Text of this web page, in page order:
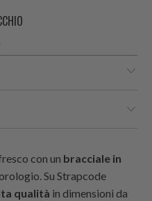
con un bracciale in
SuStrapcode
qualità in dimensioni da